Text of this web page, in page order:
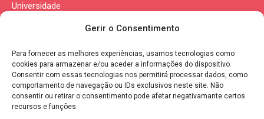
Gerir o Consentimento
Para fornecer as melhores experiências, usamos tecnologias como
cookies para armazenar e/ou aceder a informações do dispositivo.
Consentir com essas tecnologias nos permitirá processar dados, como
comportamento de navegação ou IDs exclusivos neste site. Não
consentir ou retirar o consentimento pode afetar negativamante certos
recursos e funções.
Universidade
Morada:
Largo da
Porta
Férrea